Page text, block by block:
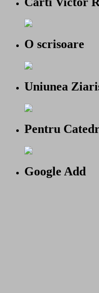
O scrisoare
Uniunea
Pentru
Google Add